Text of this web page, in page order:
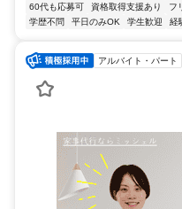
60代も応募可
資格取得支援あり フ
学歴不問
平日のみOK 学生歓迎 経
アルバイト・パート